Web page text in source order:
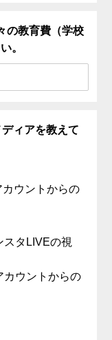
の教育費（学校
。
ィアを教えて
ウントからの
スタLIVEの視
カウントからの